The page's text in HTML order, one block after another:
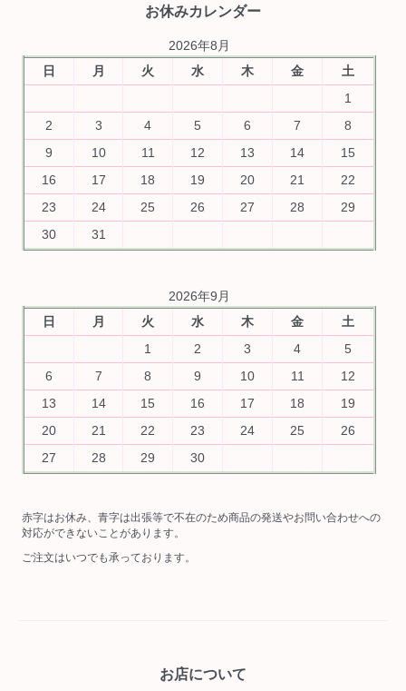
お休みカレンダー
2026年8月
日
月 火 水 木 金
土
1
2
3 4 5 6 7
8
9
10 11 12 13 14
15
16
17 18 19 20 21
22
23
24 25 26 27 28
29
30
31
2026年9月
日
月 火 水 木 金
土
1
2 3 4
5
6
7 8 9 10 11
12
13
14 15 16 17 18
19
20
21 22 23 24 25
26
27
28 29 30
赤字はお休み、青字は出張等で不在のため商品の発送やお問い合わせへの
対応ができないことがあります。
ご注文はいつでも承っております。
お店について